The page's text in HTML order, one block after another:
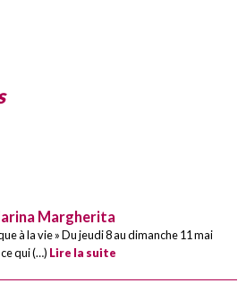
Margherita
à la vie » Du jeudi 8 au dimanche 11 mai
qui (…) Lire la suite